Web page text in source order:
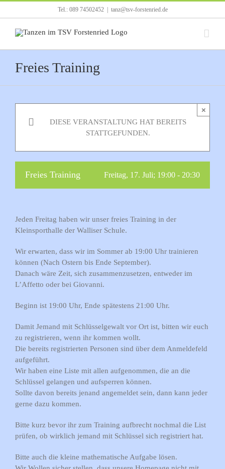
Inhalt
springen
Tel.: 089 74502452 tanz@tsv-forstenried.de
Freies Training
DIESE VERANSTALTUNG HAT BEREITS
STATTGEFUNDEN.
×
Freies Training Freitag, 17. Juli; 19:00 - 20:30
Jeden Freitag haben wir unser freies Training in der
Kleinsporthalle der Walliser Schule.
Wir erwarten, dass wir im Sommer ab 19:00 Uhr trainieren
können (Nach Ostern bis Ende September).
Danach wäre Zeit, sich zusammenzusetzen, entweder im
L’Affetto oder bei Giovanni.
Beginn ist 19:00 Uhr, Ende spätestens 21:00 Uhr.
Damit Jemand mit Schlüsselgewalt vor Ort ist, bitten wir euch
zu registrieren, wenn ihr kommen wollt.
Die bereits registrierten Personen sind über dem Anmeldefeld
aufgeführt.
Wir haben eine Liste mit allen aufgenommen, die an die
Schlüssel gelangen und aufsperren können.
Sollte davon bereits jenand angemeldet sein, dann kann jeder
gerne dazu kommen.
Bitte kurz bevor ihr zum Training aufbrecht nochmal die List
prüfen, ob wirklich jemand mit Schlüssel sich registriert hat.
Bitte auch die kleine mathematische Aufgabe lösen.